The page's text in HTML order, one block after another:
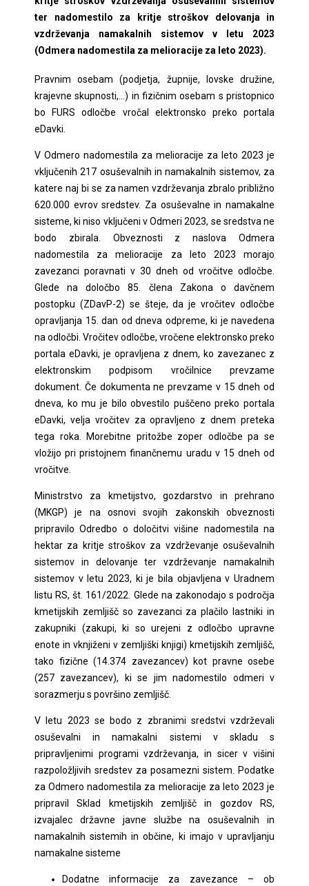
ter nadomestilo za kritje stroškov delovanja in
vzdrževanja namakalnih sistemov v letu 2023
(Odmera nadomestila za melioracije za leto 2023).
Pravnim osebam (podjetja, župnije, lovske družine,
krajevne skupnosti,…) in fizičnim osebam s pristopnico
bo FURS odločbe vročal elektronsko preko portala
eDavki.
V Odmero nadomestila za melioracije za leto 2023 je
vključenih 217 osuševalnih in namakalnih sistemov, za
katere naj bi se za namen vzdrževanja zbralo približno
620.000 evrov sredstev. Za osuševalne in namakalne
sisteme, ki niso vključeni v Odmeri 2023, se sredstva ne
bodo zbirala. Obveznosti z naslova Odmera
nadomestila za melioracije za leto 2023 morajo
zavezanci poravnati v 30 dneh od vročitve odločbe.
Glede na določbo 85. člena Zakona o davčnem
postopku (ZDavP-2) se šteje, da je vročitev odločbe
opravljanja 15. dan od dneva odpreme, ki je navedena
na odločbi. Vročitev odločbe, vročene elektronsko preko
portala eDavki, je opravljena z dnem, ko zavezanec z
elektronskim podpisom vročilnice prevzame
dokument. Če dokumenta ne prevzame v 15 dneh od
dneva, ko mu je bilo obvestilo puščeno preko portala
eDavki, velja vročitev za opravljeno z dnem preteka
tega roka. Morebitne pritožbe zoper odločbe pa se
vložijo pri pristojnem finančnemu uradu v 15 dneh od
vročitve.
Ministrstvo za kmetijstvo, gozdarstvo in prehrano
(MKGP) je na osnovi svojih zakonskih obveznosti
pripravilo Odredbo o določitvi višine nadomestila na
hektar za kritje stroškov za vzdrževanje osuševalnih
sistemov in delovanje ter vzdrževanje namakalnih
sistemov v letu 2023, ki je bila objavljena v Uradnem
listu RS, št. 161/2022. Glede na zakonodajo s področja
kmetijskih zemljišč so zavezanci za plačilo lastniki in
zakupniki (zakupi, ki so urejeni z odločbo upravne
enote in vknjiženi v zemljiški knjigi) kmetijskih zemljišč,
tako fizične (14.374 zavezancev) kot pravne osebe
(257 zavezancev), ki se jim nadomestilo odmeri v
sorazmerju s površino zemljišč.
V letu 2023 se bodo z zbranimi sredstvi vzdrževali
osuševalni in namakalni sistemi v skladu s
pripravljenimi programi vzdrževanja, in sicer v višini
razpoložljivih sredstev za posamezni sistem. Podatke
za Odmero nadomestila za melioracije za leto 2023 je
pripravil Sklad kmetijskih zemljišč in gozdov RS,
izvajalec državne javne službe na osuševalnih in
namakalnih sistemih in občine, ki imajo v upravljanju
namakalne sisteme
Dodatne informacije za zavezance – ob